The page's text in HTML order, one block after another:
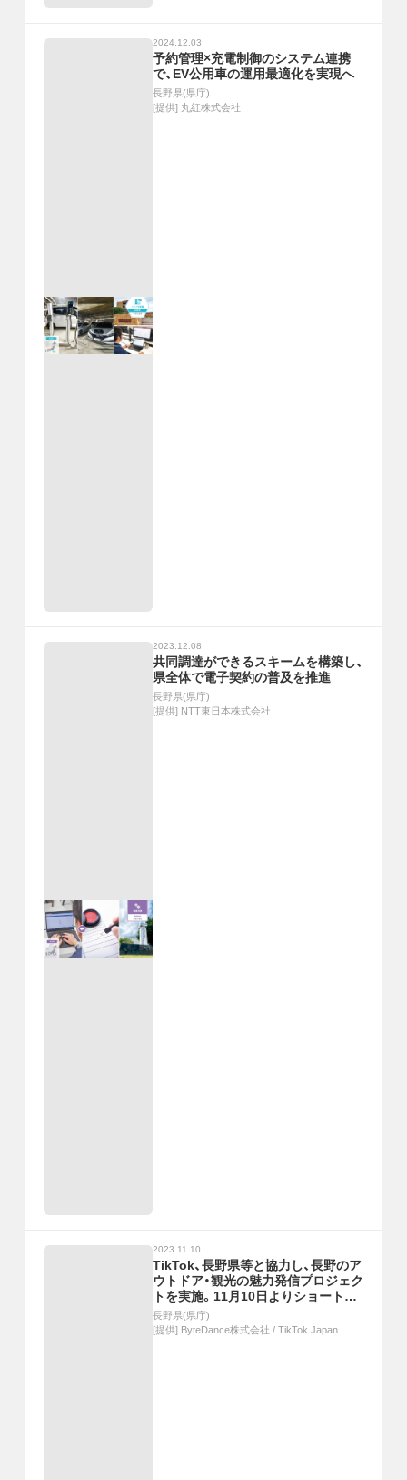
2024.12.03
予約管理×充電制御のシステム連携
で、EV公用車の運用最適化を実現へ
長野県(県庁)
[提供] 丸紅株式会社
2023.12.08
共同調達ができるスキームを構築し、
県全体で電子契約の普及を推進
長野県(県庁)
[提供] NTT東日本株式会社
2023.11.10
TikTok、長野県等と協力し、長野のア
ウトドア・観光の魅力発信プロジェク
トを実施。11月10日よりショートム
ービーを公開
長野県(県庁)
[提供] ByteDance株式会社 / TikTok Japan